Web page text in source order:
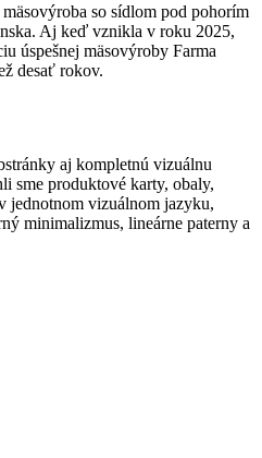
so sídlom pod pohorím
Aj keď vznikla v roku 2025,
úspešnej mäsovýroby Farma
desať rokov.
aj kompletnú vizuálnu
sme produktové karty, obaly,
jednotnom vizuálnom jazyku,
minimalizmus, lineárne paterny a